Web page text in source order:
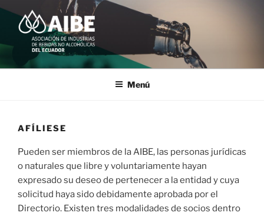
Saltar
contenido
AIBE
ASOCIACIÓN DE INDUSTRIAS DE BEBIDAS NO ALCOHÓLICAS
Menú
AFÍLIESE
Pueden ser miembros de la AIBE, las personas jurídicas
o naturales que libre y voluntariamente hayan
expresado su deseo de pertenecer a la entidad y cuya
solicitud haya sido debidamente aprobada por el
Directorio. Existen tres modalidades de socios dentro